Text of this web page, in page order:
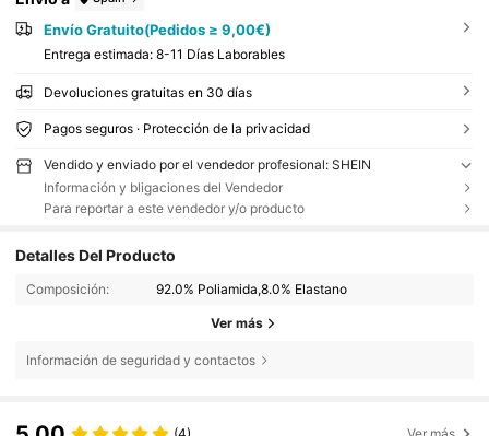
Envío Gratuito(Pedidos ≥ 9,00€)
Entrega estimada: 8-11 Días Laborables
Devoluciones gratuitas en 30 días
Pagos seguros · Protección de la privacidad
Vendido y enviado por el vendedor profesional: SHEIN
Información y bligaciones del Vendedor
Para reportar a este vendedor y/o producto
Detalles Del Producto
Composición: 92.0% Poliamida,8.0% Elastano
Ver más
Información de seguridad y contactos